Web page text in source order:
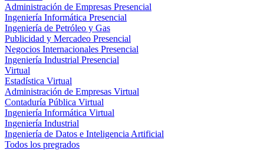
Administración de Empresas Presencial
Ingeniería Informática Presencial
Ingeniería de Petróleo y Gas
Publicidad y Mercadeo Presencial
Negocios Internacionales Presencial
Ingeniería Industrial Presencial
Virtual
Estadística Virtual
Administración de Empresas Virtual
Contaduría Pública Virtual
Ingeniería Informática Virtual
Ingeniería Industrial
Ingeniería de Datos e Inteligencia Artificial
Todos los pregrados